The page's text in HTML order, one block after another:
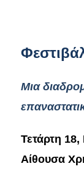
Μια
Τετάρτη
Αίθουσα